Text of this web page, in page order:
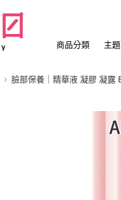
商品分類 主
臉部保養｜精華液 凝膠 凝露